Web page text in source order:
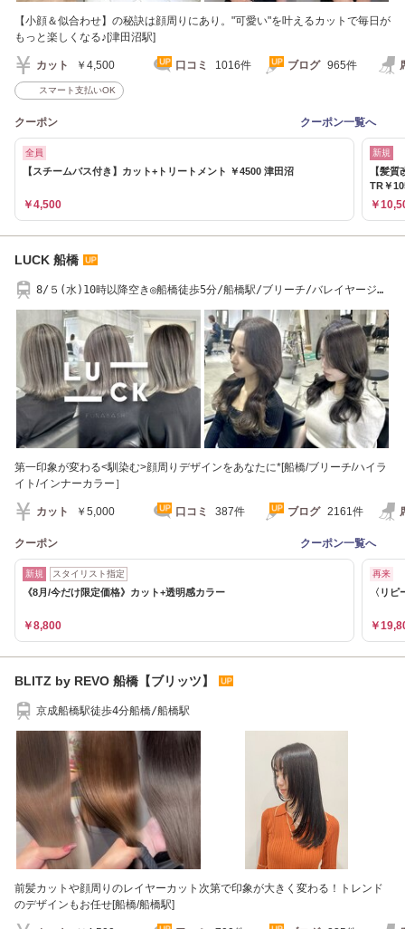
【小顔＆似合わせ】の秘訣は顔周りにあり。"可愛い"を叶えるカットで毎日が
もっと楽しくなる♪[津田沼駅]
カット ￥4,500 口コミ 1016件 ブログ 965件
スマート支払いOK
クーポン クーポン一覧へ
全員
【スチームバス付き】カット+トリートメント ￥4500 津田沼
￥4,500
新規
【髪
TR￥
￥
LUCK 船橋
8/５(水)10時以降空き◎船橋徒歩5分/船橋駅/ブリーチ/バレイヤージ
第一印象が変わる<馴染む>顔周りデザインをあなたに*[船橋/ブリーチ/ハイラ
イト/インナーカラー］
カット ￥5,000 口コミ 387件 ブログ 2161件
クーポン クーポン一覧へ
新規 スタイリスト指定
《8月/今だけ限定価格》カット+透明感カラー
￥8,800
再来
〈リ
￥
BLITZ by REVO 船橋【ブリッツ】
京成船橋駅徒歩4分船橋/船橋駅
前髪カットや顔周りのレイヤーカット次第で印象が大きく変わる！トレンド
のデザインもお任せ[船橋/船橋駅]